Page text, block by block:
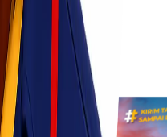
atau Vape